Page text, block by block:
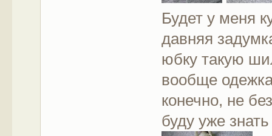
Будет у меня
давняя
юбку такую
вообще
конечно, не
буду уже